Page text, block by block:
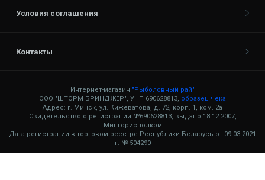
Условия соглашения
Контакты
Интернет-магазин "Рыболовный рай"
ООО "ШТОРМ БРИНДЖЕР", УНП 690628813, образец чека
Адрес: г. Минск, ул. Кижеватова, д. 72, корп. 1, ком. 2а
Свидетельство о регистрации №690628813, выдано 18.12.2007,
Мингорисполком
Дата регистрации в торговом реестре Республики Беларусь от 09.03.2021
г. № 504290